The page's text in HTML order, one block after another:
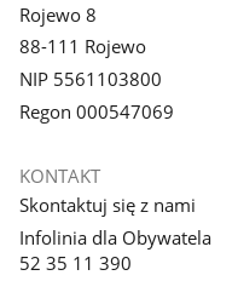
Rojewo 8
88-111 Rojewo
NIP 5561103800
Regon 000547069
KONTAKT
Skontaktuj się z nami
Infolinia dla Obywatela
52 35 11 390